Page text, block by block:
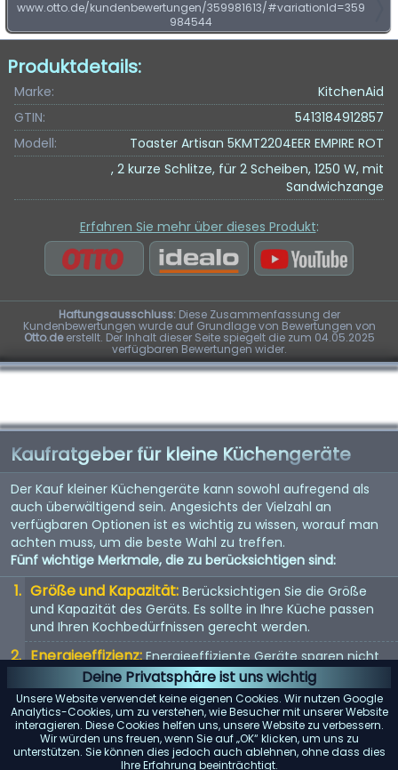
Deine Privatsphäre ist uns wichtig
Unsere Website verwendet keine eigenen Cookies. Wir nutzen Google
Analytics-Cookies, um zu verstehen, wie Besucher mit unserer Website
interagieren. Diese Cookies helfen uns, unsere Website zu verbessern.
Wir würden uns freuen, wenn Sie auf „OK“ klicken, um uns zu
unterstützen. Sie können dies jedoch auch ablehnen, ohne dass dies
Ihre Erfahrung beeinträchtigt.
www.otto.de/kundenbewertungen/359981613/#variationId=359
984544
Produktdetails:
Marke:
KitchenAid
GTIN:
5413184912857
Modell:
Toaster Artisan 5KMT2204EER EMPIRE ROT
, 2 kurze Schlitze, für 2 Scheiben, 1250 W, mit
Sandwichzange
Erfahren Sie mehr über dieses Produkt:
Haftungsausschluss:Diese Zusammenfassung der
Kundenbewertungen wurde auf Grundlage von Bewertungen von
Otto.deerstellt. Der Inhalt dieser Seite spiegelt die zum 04.05.2025
verfügbaren Bewertungen wider.
Kaufratgeber für kleine Küchengeräte
Der Kauf kleiner Küchengeräte kann sowohl aufregend als
auch überwältigend sein. Angesichts der Vielzahl an
verfügbaren Optionen ist es wichtig zu wissen, worauf man
achten muss, um die beste Wahl zu treffen.
Fünf wichtige Merkmale, die zu berücksichtigen sind:
Größe und Kapazität: Berücksichtigen Sie die Größe
und Kapazität des Geräts. Es sollte in Ihre Küche passen
und Ihren Kochbedürfnissen gerecht werden.
Energieeffizienz: Energieeffiziente Geräte sparen nicht
nur Geld bei der Stromrechnung, sondern sind auch
umweltfreundlich.
Benutzerfreundlichkeit: Suchen Sie nach Geräten mit
benutzerfreundlichen Bedienelementen und Funktionen.
Sie sollten einfach zu bedienen und zu reinigen sein.